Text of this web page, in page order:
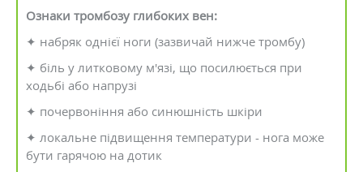
Ознаки тромбозу глибоких вен:
✦ набряк однієї ноги (зазвичай нижче тромбу)
✦ біль у литковому м'язі, що посилюється при
ходьбі або напрузі
✦ почервоніння або синюшність шкіри
✦ локальне підвищення температури - нога може
бути гарячою на дотик